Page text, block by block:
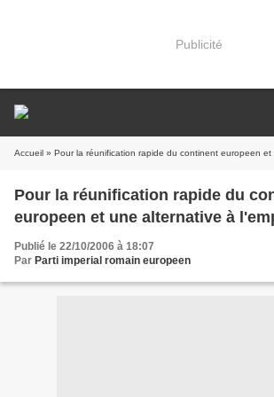
Publicité
Accueil » Pour la réunification rapide du continent europeen et une
Pour la réunification rapide du
europeen et une alternative à
Publié le 22/10/2006 à 18:07
Par Parti imperial romain europeen